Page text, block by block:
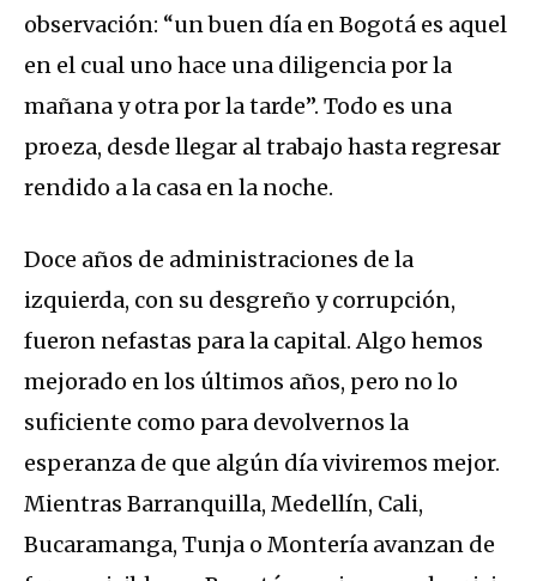
observación: “un buen día en Bogotá es aquel
en el cual uno hace una diligencia por la
mañana y otra por la tarde”. Todo es una
proeza, desde llegar al trabajo hasta regresar
rendido a la casa en la noche.
Doce años de administraciones de la
izquierda, con su desgreño y corrupción,
fueron nefastas para la capital. Algo hemos
mejorado en los últimos años, pero no lo
suficiente como para devolvernos la
esperanza de que algún día viviremos mejor.
Mientras Barranquilla, Medellín, Cali,
Bucaramanga, Tunja o Montería avanzan de